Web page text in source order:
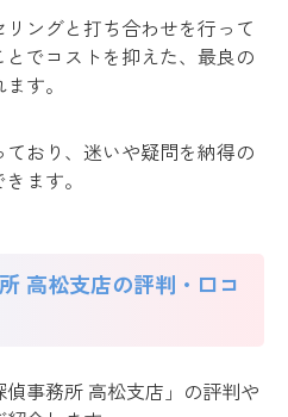
ングと打ち合わせを行って
でコストを抑えた、最良の
す。
おり、迷いや疑問を納得の
ます。
高松支店の評判・口コ
事務所 高松支店」の評判や